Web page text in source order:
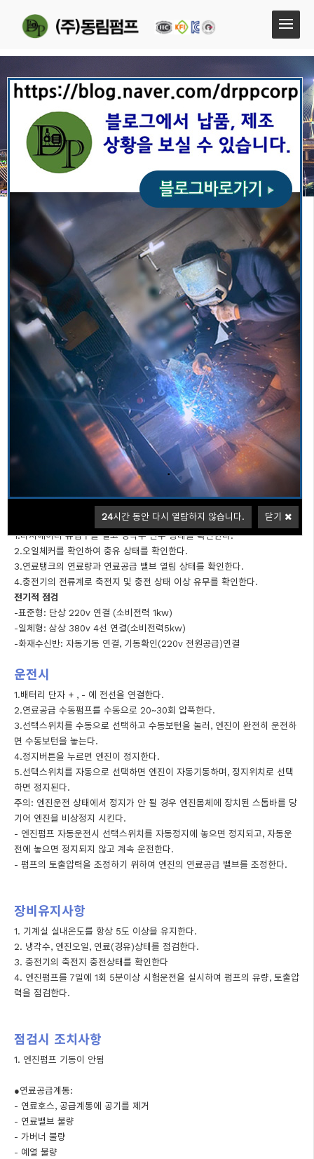
24시간 동안 다시 열람하지 않습니다. 닫기
엔진펌프 설치운전
엔진펌프 설치운전
신뢰와 안전성을 최우선으로하는 소방용엔진펌프 분야 최고의 제품을 제공
합니다
엔진펌프 설치기본 사항
1.엔진펌프 기계실 실내온도를 5도 이상 유지할 것.2.엔진펌프베드의 방진
장치에 콘크리트 바닥에 앵카작업을 할 것
3.엔진펌프 주변 이격거리 0.5m
4.엔진연도작업시 자체연도 크기보다 1.25배 이상이고 길이
는 10m이하 일 것
운전전
1.라지에이터 유입구를 열고 냉각수 만수 상태를 확인한다.
2.오일체커를 확인하여 충유 상태를 확인한다.
3.연료탱크의 연료량과 연료공급 밸브 열림 상태를 확인한다.
4.충전기의 전류계로 축전지 및 충전 상태 이상 유무를 확인한다.
전기적 점검
-표준형: 단상 220v 연결 (소비전력 1kw)
-일체형: 삼상 380v 4선 연결(소비전력5kw)
-화재수신반: 자동기동 연결, 기동확인(220v 전원공급)연결
운전시
1.배터리 단자 + , - 에 전선을 연결한다.
2.연료공급 수동펌프를 수동으로 20~30회 압푹한다.
3.선택스위치를 수동으로 선택하고 수동보턴을 눌러, 엔진이 완전히 운전하
면 수동보턴을 놓는다.
4.정지버튼을 누르면 엔진이 정지한다.
5.선택스위치를 자동으로 선택하면 엔진이 자동기동하며, 정지위치로 선택
하면 정지된다.
주의: 엔진운전 상태에서 정지가 안 될 경우 엔진몸체에 장치된 스톱바를 당
기어 엔진을 비상정지 시킨다.
- 엔진펌프 자동운전시 선택스위치를 자동정지에 놓으면 정지되고, 자동운
전에 놓으면 정지되지 않고 계속 운전한다.
- 펌프의 토출압력을 조정하기 위하여 엔진의 연료공급 밸브를 조정한다.
장비유지사항
1. 기계실 실내온도를 항상 5도 이상을 유지한다.
2. 냉각수, 엔진오일, 연료(경유)상태를 점검한다.
3. 충전기의 축전지 충전상태를 확인한다
4. 엔진펌프를 7일에 1회 5분이상 시험운전을 실시하여 펌프의 유량, 토출압
력을 점검한다.
점검시 조치사항
1. 엔진펌프 기동이 안됨
●연료공급계통:
- 연료호스, 공급계통에 공기를 제거
- 연료밸브 불량
- 가버너 불량
- 예열 불량